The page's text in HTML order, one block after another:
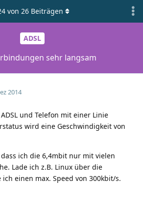
ADSL
sehr langsam
von 26Beiträgen
2014
und Telefon mit einer Linie
wird eine Geschwindigkeit von
ich die 6,4mbit nur mit vielen
Lade ich z.B. Linux über die
ich einen max. Speed von 300kbit/s.